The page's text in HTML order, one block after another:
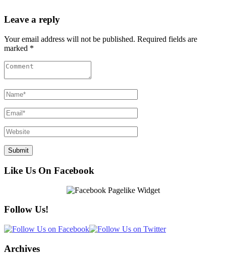
Leave a reply
Your email address will not be published. Required fields are
marked *
Like Us On Facebook
Follow Us!
Archives